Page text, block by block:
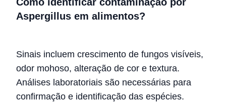
Aspergillus em alimentos?
Sinais incluem crescimento de fungos visíveis,
odor mohoso, alteração de cor e textura.
Análises laboratoriais são necessárias para
confirmação e identificação das espécies.